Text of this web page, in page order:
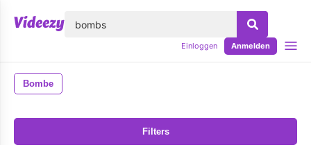
Einloggen Anmelden
Bombe
Filters